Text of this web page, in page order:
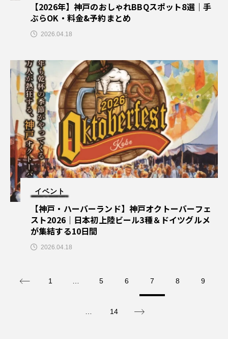
【2026年】神戸のおしゃれBBQスポット8選｜手
ぶらOK・料金&予約まとめ
2026.04.18
イベント
【神戸・ハーバーランド】神戸オクトーバーフェ
スト2026｜日本初上陸ビール3種＆ドイツグルメ
が集結する10日間
2026.04.18
1 5 6 7 8 9
14